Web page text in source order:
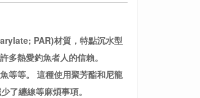
PAR)材質，特點沉水型
多熱愛釣魚者人的信賴。
等等。
這種使用聚芳酯和尼龍
了纏線等麻煩事項。